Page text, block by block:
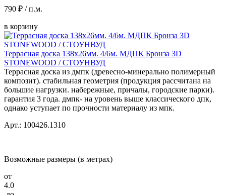
790 ₽ / п.м.
в корзину
Террасная доска 138x26мм. 4/6м. МДПК Бронза 3D
STONEWOOD / СТОУНВУД
Террасная доска из дмпк (древесно-минерально полимерный
композит). стабильная геометрия (продукция рассчитана на
большие нагрузки. набережные, причалы, городские парки).
гарантия 3 года. дмпк- на уровень выше классического дпк,
однако уступает по прочности материалу из мпк.
Арт.: 100426.1310
Возможные размеры (в метрах)
от
4.0